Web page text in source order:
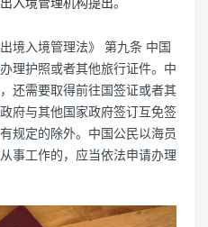
境入境管理法》 第九条 中国
理护照或者其他旅行证件。中
还需要取得前往国签证或者其
府与其他国家政府签订互免签
规定的除外。中国公民以海员
事工作的，应当依法申请办理